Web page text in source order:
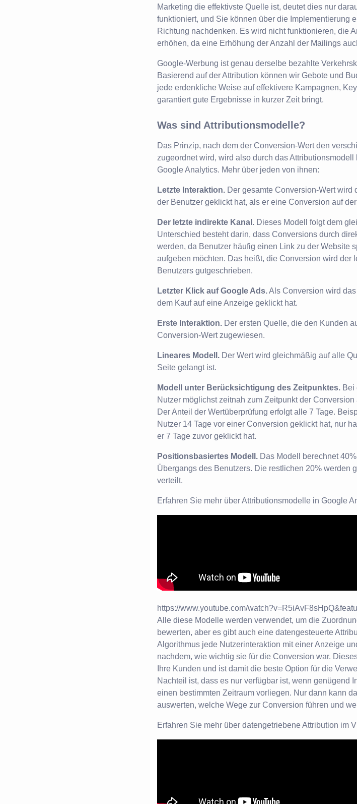
Marketing die effektivste Quelle ist, deutet dies nur
funktioniert, und Sie können über die Implementierung
Richtung nachdenken. Es wird nicht funktionieren, die
erhöhen, da eine Erhöhung der Anzahl der Mailings
Google-Werbung ist genau derselbe bezahlte
Basierend auf der Attribution können wir Gebote und
jede erdenkliche Weise auf effektivere Kampagnen,
garantiert gute Ergebnisse in kurzer Zeit bringt.
Was sind Attributionsmodelle?
Das Prinzip, nach dem der Conversion-Wert den
zugeordnet wird, wird also durch das
Google Analytics. Mehr über jeden von ihnen:
Letzte Interaktion. Der gesamte Conversion-Wert
der Benutzer geklickt hat, als er eine Conversion auf
Der letzte indirekte Kanal. Dieses Modell folgt dem
Unterschied besteht darin, dass Conversions durch
werden, da Benutzer häufig einen Link zu der Website
aufgeben möchten. Das heißt, die Conversion wird der
Benutzers gutgeschrieben.
Letzter Klick auf Google Ads.Als Conversion wird
dem Kauf auf eine Anzeige geklickt hat.
Erste Interaktion. Der ersten Quelle, die den Kunden
Conversion-Wert zugewiesen.
Lineares Modell. Der Wert wird gleichmäßig auf alle
Seite gelangt ist.
Modell unter Berücksichtigung des Zeitpunktes. Bei
Nutzer möglichst zeitnah zum Zeitpunkt der
Der Anteil der Wertüberprüfung erfolgt alle 7 Tage.
Nutzer 14 Tage vor einer Conversion geklickt hat, nur
er 7 Tage zuvor geklickt hat.
Positionsbasiertes Modell. Das Modell berechnet
Übergangs des Benutzers. Die restlichen 20% werden
verteilt.
Erfahren Sie mehr über Attributionsmodelle in Google
https://www.youtube.com/
Alle diese Modelle werden verwendet, um die
bewerten, aber es gibt auch eine datengesteuerte
Algorithmus jede Nutzerinteraktion mit einer Anzeige
nachdem, wie wichtig sie für die Conversion war.
Ihre Kunden und ist damit die beste Option für die
Nachteil ist, dass es nur verfügbar ist, wenn genügend
einen bestimmten Zeitraum vorliegen. Nur dann kann
auswerten, welche Wege zur Conversion führen und
Erfahren Sie mehr über datengetriebene Attribution im